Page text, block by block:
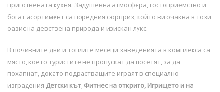
приготвената кухня. Задушевна атмосфера, гостоприемство и
богат асортимент са поредния сюрприз, който ви очаква в този
оазис на девствена природа и изискан лукс.
В почивните дни и топлите месеци заведенията в комплекса са
място, което туристите не пропускат да посетят, за да
похапнат, докато подрастващите играят в специално
изградения Детски кът, Фитнес на открито, Игрището и на